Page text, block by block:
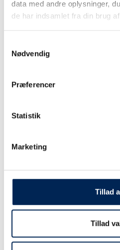
data med andre oplysninger,
de har indsamlet fra din brug
Nødvendig
Præferencer
Statistik
Marketing
Tillad
Tillad
tjekke vores hjemmeside eller